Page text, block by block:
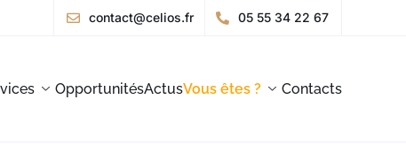
contact@celios.fr 05 55 34 22 67
OpportunitésActusVous êtes ? Contacts